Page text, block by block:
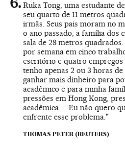
Ruka Tong, uma estudante
seu quarto de 11 metros
irmãs. Seus pais moram no
o ano passado, a família dos
sala de 28 metros
por semana em cinco
escritório e quatro empregos
tenho apenas 2 ou 3 horas
ganhar mais dinheiro para
acadêmico e para minha
pressões em Hong Kong,
acadêmica ... Eu não quero
enfrente esse problema."
THOMAS PETER (REUTERS)